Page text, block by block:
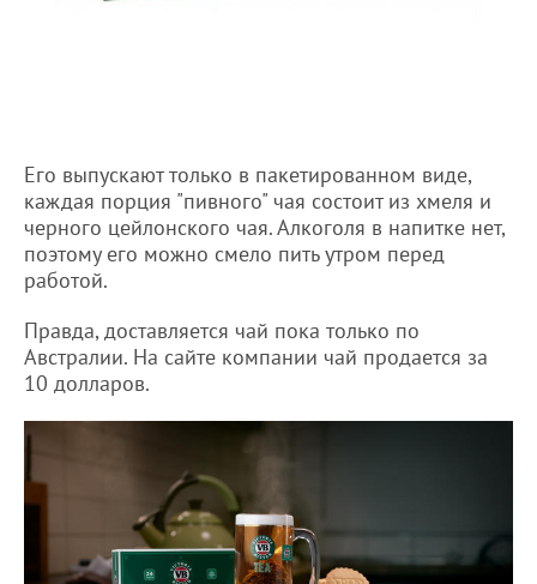
Его выпускают только в пакетированном виде,
каждая порция "пивного" чая состоит из хмеля и
черного цейлонского чая. Алкоголя в напитке нет,
поэтому его можно смело пить утром перед
работой.
Правда, доставляется чай пока только по
Австралии. На сайте компании чай продается за
10 долларов.